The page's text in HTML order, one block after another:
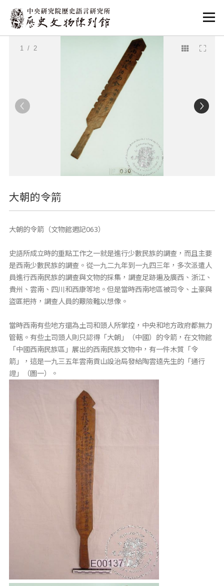
:::
:::
1/ 2
大朝的令箭
大朝的令箭（文物館週記063）
史語所成立時的重點工作之一就是進行少數民族的調查，而且主要
是西南少數民族的調查。從一九二九年到一九四三年，多次派遣人
員進行西南民族的調查與文物的採集，調查足跡遍及廣西、浙江、
貴州、雲南、四川和西康等地。但是當時西南地區被司令、土豪與
盜匪把持，調查人員的艱險難以想像。
當時西南有些地方還為土司和頭人所掌控，中央和地方政府都無力
管轄。有些土司頭人則只認得「大朝」（中國）的令箭，在文物館
「中國西南民族區」展出的西南民族文物中，有一件木質「令
箭」，這是一九三五年雲南貢山設治局發給陶雲逵先生的「通行
證」（圖一）。